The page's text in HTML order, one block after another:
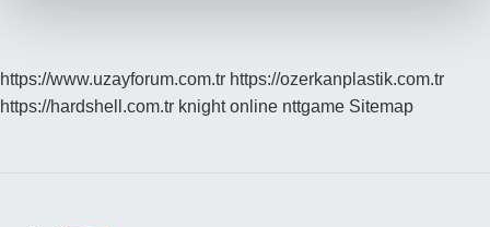
https://www.uzayforum.com.tr https://ozerkanplastik.com.tr
https://hardshell.com.tr knight online nttgame Sitemap